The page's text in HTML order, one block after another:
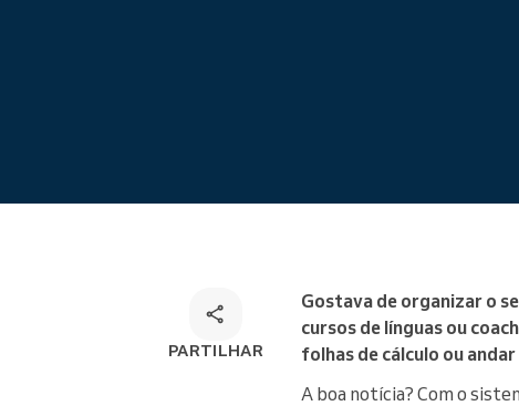
PARTILHAR
Gostava de organizar o
cursos de línguas ou
folhas de cálculo ou
A boa notícia? Com o